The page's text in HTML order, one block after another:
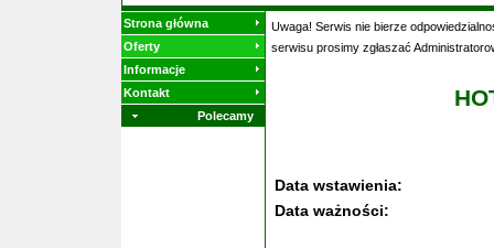
Strona główna
Oferty
Informacje
Kontakt
Polecamy
Uwaga! Serwis nie bierze
serwisu prosimy zgłaszać
Data wstawienia:
Data ważności: